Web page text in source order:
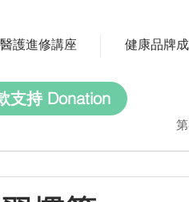
醫護進修講座 健康品牌
支持 Donation